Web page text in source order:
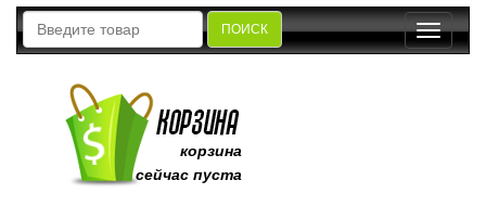
ПОИСК
Toggle
корзина
сейчас пуста